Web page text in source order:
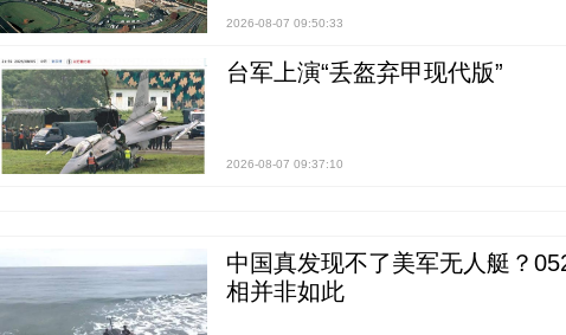
2026-08-07 09:50:33
台军上演“丢盔弃甲现代版”
2026-08-07 09:37:10
中国真发现不了美军无人艇？
相并非如此